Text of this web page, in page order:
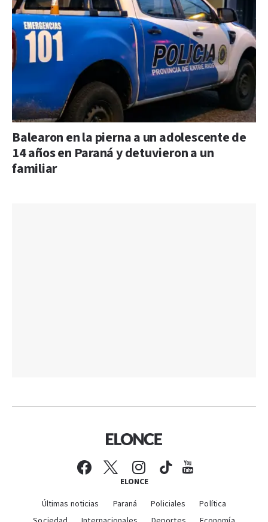
Balearon en la pierna a un adolescente de
14 años en Paraná y detuvieron a un
familiar
ELONCE
Últimas noticias Paraná Policiales
Política